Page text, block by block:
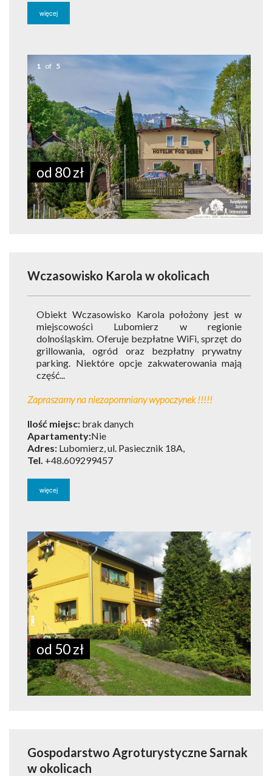
więcej
1 of 5
od 80 zł
Wczasowisko Karola w okolicach
Obiekt Wczasowisko Karola położony jest w
miejscowości Lubomierz w regionie
dolnośląskim. Oferuje bezpłatne WiFi, sprzęt do
grillowania, ogród oraz bezpłatny prywatny
parking. Niektóre opcje zakwaterowania mają
część...
Zapraszamy na niezapomniany wypoczynek !!!!!
Ilość miejsc: brak danych
Apartamenty:Nie
Adres: Lubomierz, ul. Pasiecznik 18A,
Tel. +48.609299457
więcej
1 of 5
od 50 zł
Gospodarstwo Agroturystyczne Sarnak
w okolicach